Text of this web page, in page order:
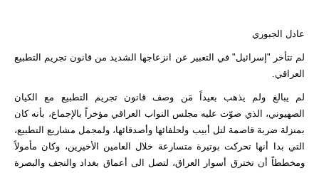
عادل الجبوري
لم تتأخر "إسرائيل" في التعبير عن انزعاجها الشديد من قانون تجريم التطبيع
العراقي.
لم يبالغ ولم يذهب بعيداً مَن وصف قانون تجريم التطبيع مع الكيان
الصهيوني، الذي صوّت عليه مجلس النواب العراقي مؤخراً بالإجماع، بأنه كان
بمنزلة ضربة قاصمة لتل أبيب ولحلفائها وأصدقائها، ولمجمل مشاريع التطبيع،
التي بدا أنها تحركت بوتيرة متسارعة خلال العامين الأخيرين، وكان مأمولاً
ومخططاً أن تخترق أسوار العراق، لتصل الى أعماق بغداد والنجف والبصرة